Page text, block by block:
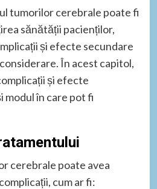
tumorilor cerebrale poate fi
sănătății pacienților,
și efecte secundare
În acest capitol,
și efecte
modul în care pot fi
cerebrale poate avea
cum ar fi: